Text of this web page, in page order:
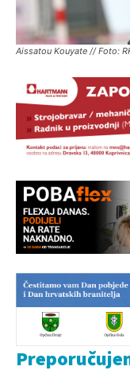
Aissatou Kouyate // Foto: